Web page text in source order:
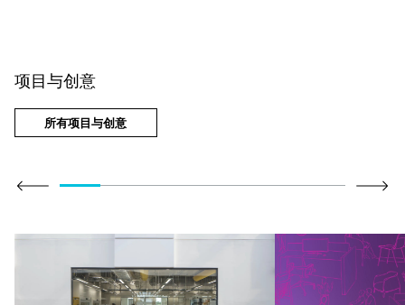
项目与创意
所有项目与创意